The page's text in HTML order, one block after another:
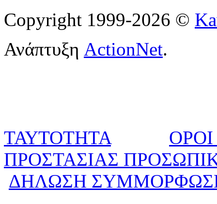
Copyright 1999-2026 ©
Ανάπτυξη ActionNet.
ΤΑΥΤΟΤΗΤΑ
ΠΡΟΣΤΑΣΙΑΣ
ΔΗΛΩΣΗ